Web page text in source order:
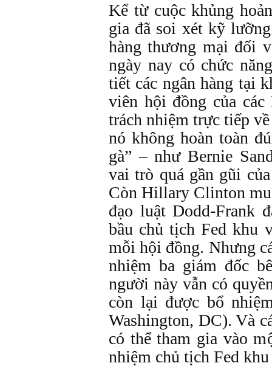
Kể từ cuộc khủng
gia đã soi xét kỹ
hàng thương mại đối
ngày nay có chức
tiết các ngân hàng tại
viên hội đồng của
trách nhiệm trực tiếp
nó không hoàn toàn
gà” – như Bernie
vai trò quá gần gũi
Còn Hillary Clinton
đạo luật Dodd-Frank
bầu chủ tịch Fed khu
mỗi hội đồng. Nhưng
nhiệm ba giám đốc
người này vẫn có
còn lại được bổ
Washington, DC). Và
có thể tham gia vào
nhiệm chủ tịch Fed